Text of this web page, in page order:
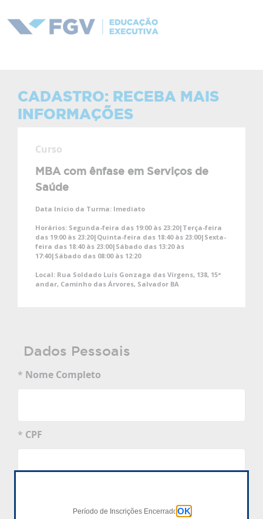
CADASTRO: RECEBA MAIS
INFORMAÇÕES
Curso
MBA com ênfase em Serviços de
Saúde
Data Início da Turma: Imediato
Horários: Segunda-feira das 19:00 às 23:20|Terça-feira
das 19:00 às 23:20|Quinta-feira das 18:40 às 23:00|Sexta-
feira das 18:40 às 23:00|Sábado das 13:20 às
17:40|Sábado das 08:00 às 12:20
Local: Rua Soldado Luís Gonzaga das Vírgens, 138, 15°
andar, Caminho das Árvores, Salvador BA
Dados Pessoais
* Nome Completo
* CPF
Data de Nascimento dd/mm/aaaa
Período de Inscrições Encerrado OK